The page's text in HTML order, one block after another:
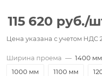
115 620 руб./
Цена указана с учетом НДС
Ширина проема — 1400 мм
1000 мм
1100 мм